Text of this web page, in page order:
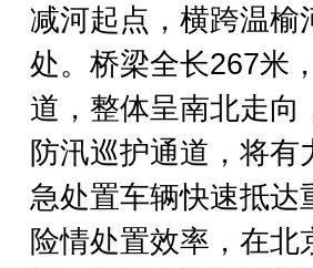
减河起点，横跨温榆
处。桥梁全长267米
道，整体呈南北走向
防汛巡护通道，将
急处置车辆快速抵达
险情处置效率，在